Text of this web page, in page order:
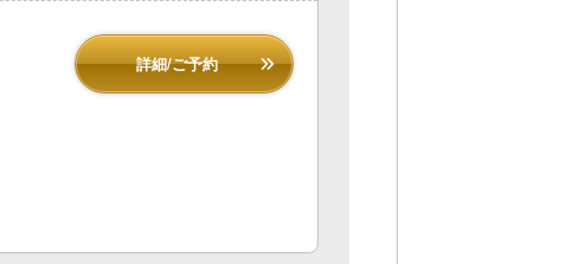
詳細/ご予約